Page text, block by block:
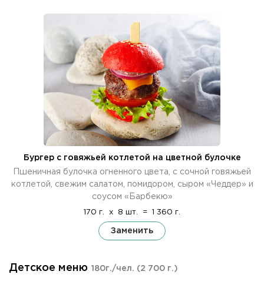
Бургер с говяжьей котлетой на цветной булочке
Пшеничная булочка огненного цвета, с сочной говяжьей
котлетой, свежим салатом, помидором, сыром «Чеддер» и
соусом «Барбекю»
170 г. x 8 шт. = 1 360 г.
Заменить
Детское меню 180г./чел. (2 700 г.)